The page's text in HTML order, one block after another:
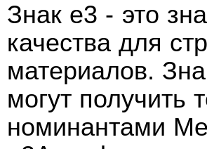
Знак e3 - это
качества для
материалов.
могут получить
номинантами